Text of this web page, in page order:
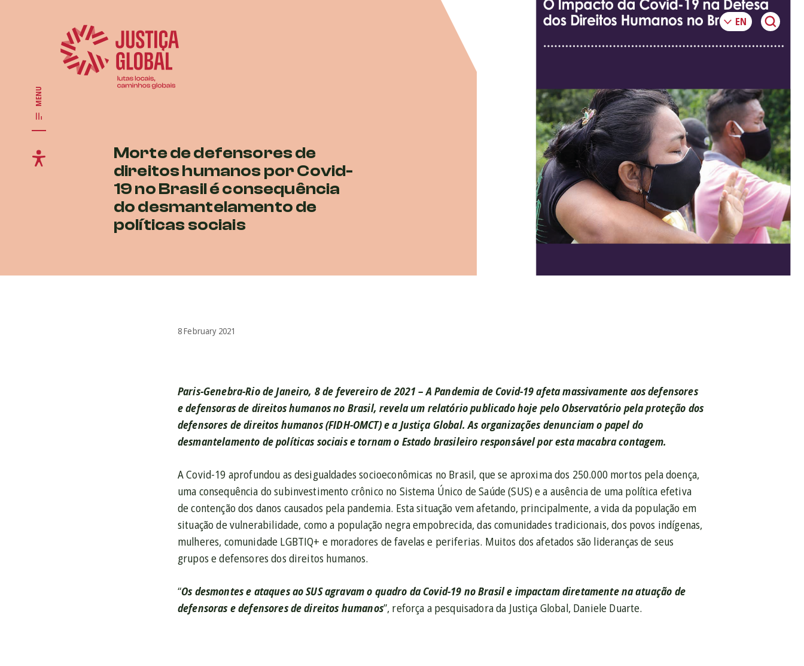
MENU
Morte de defensores de
direitos humanos por Covid-
19 no Brasil é consequência
do desmantelamento de
políticas sociais
8 February 2021
Paris-Genebra-Rio de Janeiro, 8 de fevereiro de 2021 – A Pandemia de Covid-19 afeta massivamente aos defensores
e defensoras de direitos humanos no Brasil,revela um relatório publicado hoje pelo Observatório pela proteção dos
defensores de direitos humanos (FIDH-OMCT) e a Justiça Global. As organizações denunciam o papel do
desmantelamento de políticas sociaise tornam o Estado brasileiro responsável por esta macabra contagem.
A Covid-19 aprofundou as desigualdades socioeconômicas no Brasil, que se aproxima dos 250.000 mortos pela doença,
uma consequência do subinvestimento crônico no Sistema Único de Saúde (SUS) e a ausência de uma política efetiva
de contenção dos danos causados pela pandemia. Esta situação vem afetando, principalmente, a vida da população em
situação de vulnerabilidade, como a população negra empobrecida, das comunidades tradicionais, dos povos indígenas,
mulheres, comunidade LGBTIQ+ e moradores de favelas e periferias. Muitos dos afetados são lideranças de seus
grupos e defensores dos direitos humanos.
“Os desmontes e ataques ao SUS agravam o quadro da Covid-19 no Brasil e impactam diretamente na atuação de
defensoras e defensores de direitos humanos”, reforça a pesquisadora da Justiça Global, Daniele Duarte.